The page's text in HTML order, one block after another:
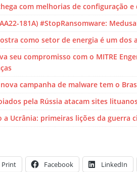
com melhorias de configuração e
181A) #StopRansomware:
como setor de energia é um
seu compromisso com o MITRE
campanha de malware tem o
pela Rússia atacam sites
a Ucrânia: primeiras lições da guerra
Print Facebook LinkedIn